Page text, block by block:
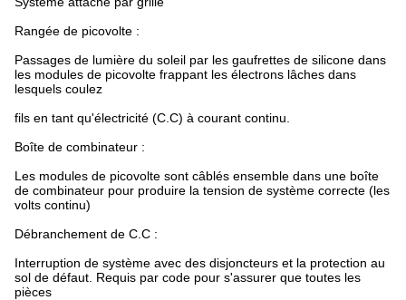
Rangée de picovolte :
Passages de lumière du soleil par les gaufrettes de silicone dans
les modules de picovolte frappant les électrons lâches dans
lesquels coulez
fils en tant qu'électricité (C.C) à courant continu.
Boîte de combinateur :
Les modules de picovolte sont câblés ensemble dans une boîte
de combinateur pour produire la tension de système correcte (les
volts continu)
Débranchement de C.C :
Interruption de système avec des disjoncteurs et la protection au
sol de défaut. Requis par code pour s'assurer que toutes les
pièces